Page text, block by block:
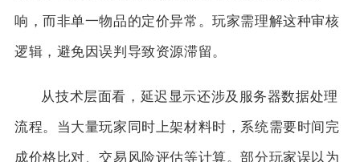
响，而非单一物品的定价异常。玩家需理解这种审核
逻辑，避免因误判导致资源滞留。
从技术层面看，延迟显示还涉及服务器数据处理
流程。当大量玩家同时上架材料时，系统需要时间完
成价格比对、交易风险评估等计算。部分玩家误以为